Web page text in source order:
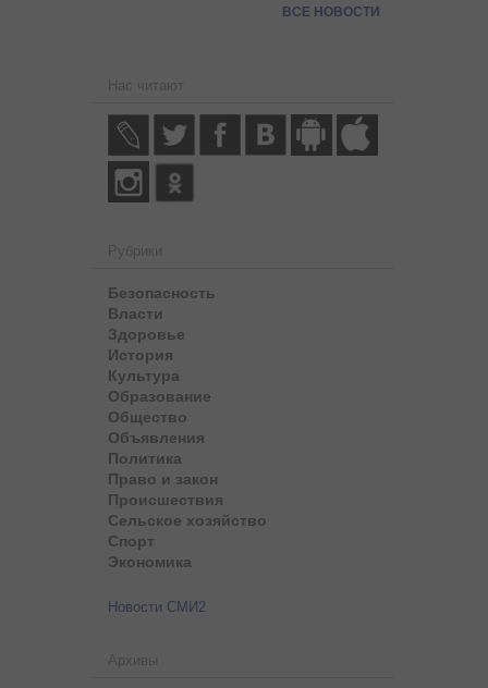
ВСЕ НОВОСТИ
Нас читают
Рубрики
Безопасность
Власти
Здоровье
История
Культура
Образование
Общество
Объявления
Политика
Право и закон
Происшествия
Сельское хозяйство
Спорт
Экономика
Новости СМИ2
Архивы